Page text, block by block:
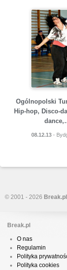
Ogólnopolski
Hip-hop, Disco-
08.12.13 -
© 2001 - 2026 Break.pl
Break.pl
O nas
Regulamin
Polityka
Polityka cookies